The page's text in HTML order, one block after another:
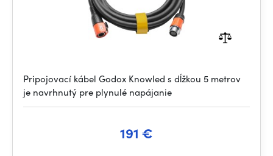
Pripojovací kábel Godox Knowled s dĺžkou 5 metrov
je navrhnutý pre plynulé napájanie
191 €